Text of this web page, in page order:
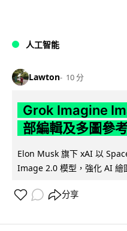
人工智能
Lawton 10 分
Grok Imagine
部編輯及多圖參
Elon Musk 旗下 xAI 以
Image 2.0 模型，強化 AI 繪
分享